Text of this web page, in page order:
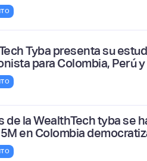
Tyba presenta su
para Colombia, Perú
de la WealthTech tyba se
en Colombia